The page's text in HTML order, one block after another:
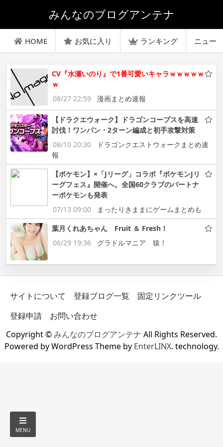
みんなのブログアンテナ
HOME お気に入り ランキング ニュー
CV『水瀬いのり』で1番可愛いキャラｗｗｗｗｗ
ｗ
08/27 22:59
漫画まとめ速報
【ドラクエウォーク】ドラゴンコープスを高速
討伐！ワンパン・2ターン編成と初手攻撃対策
08/10 20:30
ドラゴンクエストウォークまとめ速
報
【ポケモン】×「Jリーグ」コラボ『ポケモンJリ
ーグフェス』開催へ。全国60クラブのパートナ
ーポケモンも発表
07/13 09:00
まったりきままにゲームまとめも
葉月くれあちゃん Fruit ＆ Fresh！
06/29 19:36
グラドルマニア 猿！
サイトについて 登録ブログ一覧
固定リンクツール
登録申請
お問い合わせ
Copyright ©みんなのブログアンテナ All Rights Reserved.
Powered by WordPress Theme by EnterLINX. technology.
MENU